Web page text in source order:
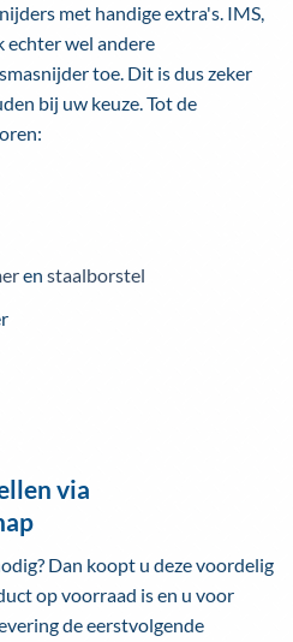
met handige extra's. IMS,
echter wel andere
toe. Dit is dus zeker
bij uw keuze. Tot de
en staalborstel
via
Dan koopt u deze voordelig
op voorraad is en u voor
de eerstvolgende